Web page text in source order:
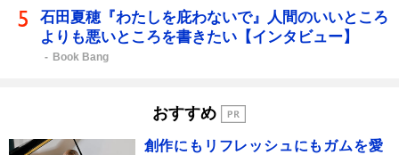
石田夏穂『わたしを庇わないで』人間のいいところ
よりも悪いところを書きたい【インタビュー】
Book Bang
おすすめ
創作にもリフレッシュにもガムを愛